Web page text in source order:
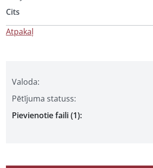
Valoda:
Pētījuma statuss:
Pievienotie faili (1):
Cits
Atpakaļ